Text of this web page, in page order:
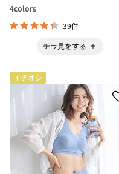
4colors
39件
チラ見をする
イチオシ